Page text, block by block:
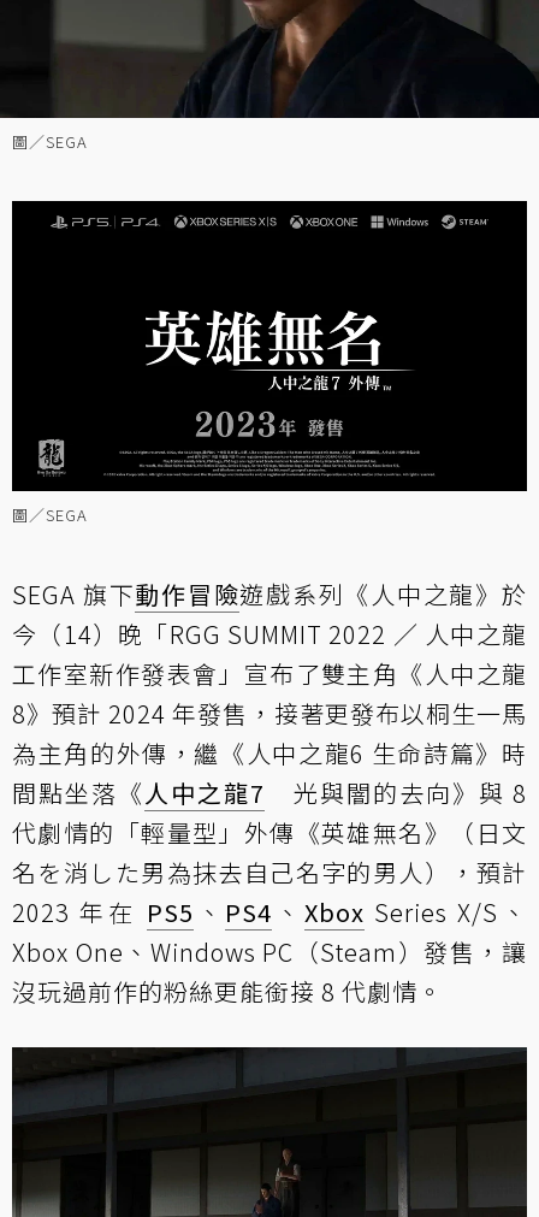
圖／SEGA
圖／SEGA
SEGA 旗下動作冒險遊戲系列《人中之龍》於
今（14）晚「RGG SUMMIT 2022 ／ 人中之龍
工作室新作發表會」宣布了雙主角《人中之龍
8》預計 2024 年發售，接著更發布以桐生一馬
為主角的外傳，繼《人中之龍6 生命詩篇》時
間點坐落《 人中之龍7 光與闇的去向》與 8
代劇情的「輕量型」外傳《英雄無名》（日文
名を消した男為抹去自己名字的男人），預計
2023 年在 PS5 、 PS4 、Xbox Series X/S、
Xbox One、Windows PC（Steam）發售，讓
沒玩過前作的粉絲更能銜接 8 代劇情。